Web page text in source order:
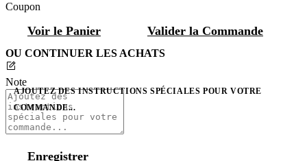
Coupon
Voir le Panier Valider la Commande
OU CONTINUER LES ACHATS
Note
AJOUTEZ DES INSTRUCTIONS SPÉCIALES POUR VOTRE
COMMANDE...
Enregistrer